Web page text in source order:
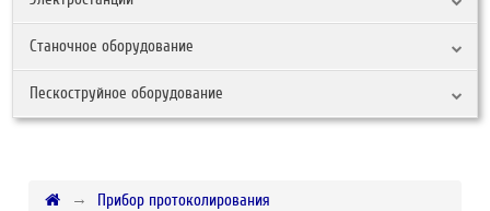
Станочное оборудование
Пескоструйное оборудование
Прибор протоколирования